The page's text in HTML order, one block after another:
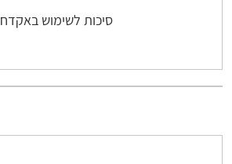
סיכות לשימוש באקדח